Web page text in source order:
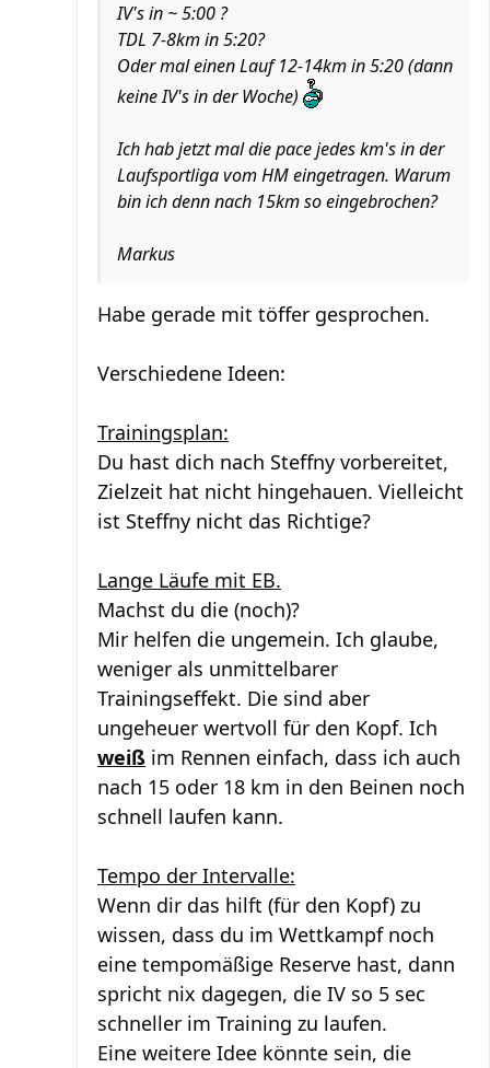
IV's in ~ 5:00 ?
TDL 7-8km in 5:20?
Oder mal einen Lauf 12-14km in 5:20 (dann
keine IV's in der Woche)
Ich hab jetzt mal die pace jedes km's in der
Laufsportliga vom HM eingetragen. Warum
bin ich denn nach 15km so eingebrochen?
Markus
Habe gerade mit töffer gesprochen.
Verschiedene Ideen:
Trainingsplan:
Du hast dich nach Steffny vorbereitet,
Zielzeit hat nicht hingehauen. Vielleicht
ist Steffny nicht das Richtige?
Lange Läufe mit EB.
Machst du die (noch)?
Mir helfen die ungemein. Ich glaube,
weniger als unmittelbarer
Trainingseffekt. Die sind aber
ungeheuer wertvoll für den Kopf. Ich
weiß im Rennen einfach, dass ich auch
nach 15 oder 18 km in den Beinen noch
schnell laufen kann.
Tempo der Intervalle:
Wenn dir das hilft (für den Kopf) zu
wissen, dass du im Wettkampf noch
eine tempomäßige Reserve hast, dann
spricht nix dagegen, die IV so 5 sec
schneller im Training zu laufen.
Eine weitere Idee könnte sein, die